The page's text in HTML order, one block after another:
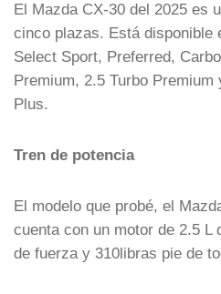
El Mazda CX-30 del 2025 es
cinco plazas. Está disponible
Select Sport, Preferred,
Premium, 2.5 Turbo Premium
Plus.
Tren de potencia
El modelo que probé, el
cuenta con un motor de 2.5 L
de fuerza y 310libras pie de